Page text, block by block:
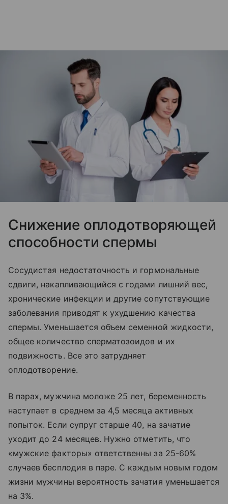
Снижение оплодотворяющей
способности спермы
Сосудистая недостаточность и гормональные
сдвиги, накапливающийся с годами лишний вес,
хронические инфекции и другие сопутствующие
заболевания приводят к ухудшению качества
спермы. Уменьшается объем семенной жидкости,
общее количество сперматозоидов и их
подвижность. Все это затрудняет
оплодотворение.
В парах, мужчина моложе 25 лет, беременность
наступает в среднем за 4,5 месяца активных
попыток. Если супруг старше 40, на зачатие
уходит до 24 месяцев. Нужно отметить, что
«мужские факторы» ответственны за 25-60%
случаев бесплодия в паре. С каждым новым годом
жизни мужчины вероятность зачатия уменьшается
на 3%.